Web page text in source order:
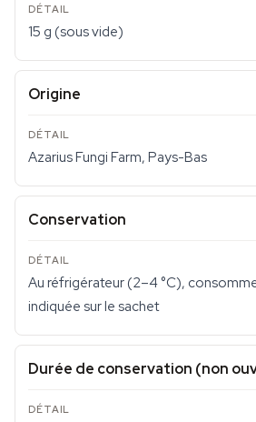
15 g (sous vide)
Origine
Azarius Fungi Farm, Pays-Bas
Conservation
Au réfrigérateur (2–4 °C),
indiquée sur le sachet
Durée de conservation (non